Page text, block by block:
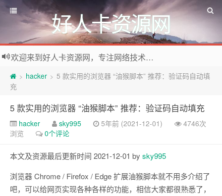
好人卡资源网
欢迎来到好人卡资源网，专注网络技术资源收集，我们不仅是网络资源的搬运工，也生产原创资源。寻找资源请留言或关注公众号:烈日下的男人
> hacker > 5 款实用的浏览器 “油猴脚本” 推荐：验证码自动填
充
5 款实用的浏览器 “油猴脚本” 推荐：验证码自动填充
hacker sky995 5年前 (2021-12-01)
4746次
浏览
0个评论
本文及资源最后更新时间 2021-12-01 by sky995
浏览器 Chrome / Firefox / Edge 扩展油猴脚本就不用多介绍了
吧，可以给网页实现各种各样的功能，相信大家都很熟悉了，